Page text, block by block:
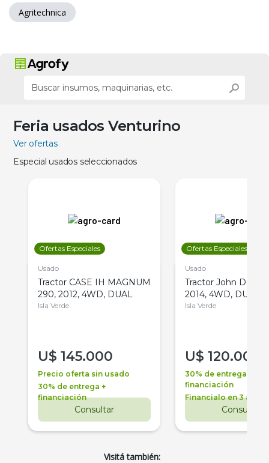
Agritechnica
Feria usados Venturino
Ver ofertas
Especial usados seleccionados
Ofertas Especiales
Usado
Tractor CASE IH MAGNUM
290, 2012, 4WD, DUAL
Isla Verde
U$ 145.000
Precio oferta sin usado
30% de entrega +
financiación
Consultar
Ofertas Especiales
Usado
Tractor John Deere
2014, 4WD, DUAL
Isla Verde
U$ 120.000
30% de entrega +
financiación
Financialo en 3 años
Consultar
Visitá también: